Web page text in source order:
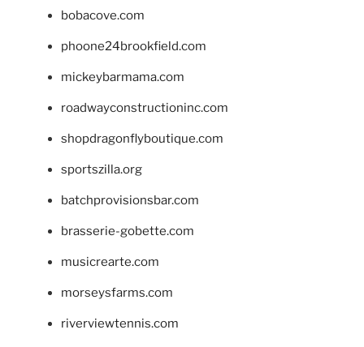
bobacove.com
phoone24brookfield.com
mickeybarmama.com
roadwayconstructioninc.com
shopdragonflyboutique.com
sportszilla.org
batchprovisionsbar.com
brasserie-gobette.com
musicrearte.com
morseysfarms.com
riverviewtennis.com